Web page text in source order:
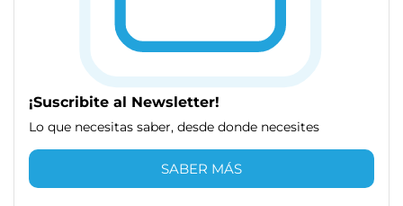
¡Suscribite al Newsletter!
Lo que necesitas saber, desde donde necesites
SABER MÁS